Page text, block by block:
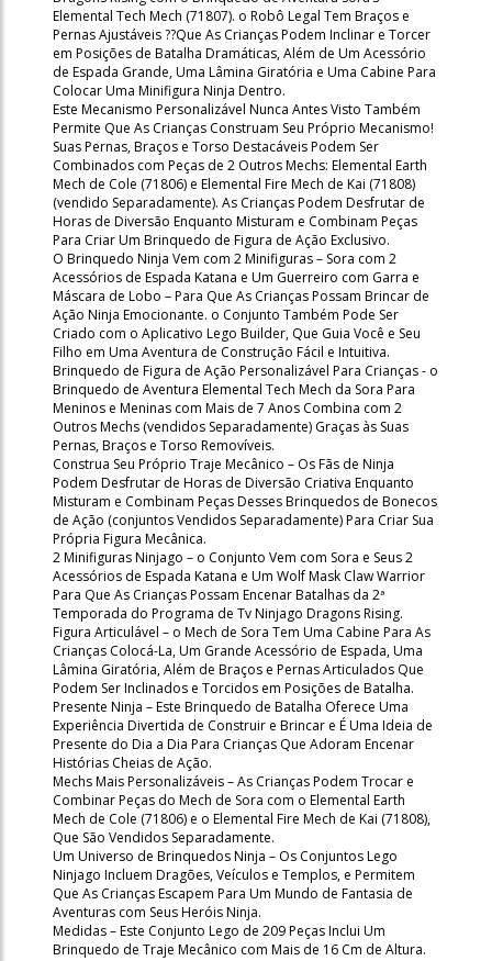
Elemental Tech Mech (71807). o Robô Legal Tem Braços e
Pernas Ajustáveis ??Que As Crianças Podem Inclinar e Torcer
em Posições de Batalha Dramáticas, Além de Um Acessório
de Espada Grande, Uma Lâmina Giratória e Uma Cabine Para
Colocar Uma Minifigura Ninja Dentro.
Este Mecanismo Personalizável Nunca Antes Visto Também
Permite Que As Crianças Construam Seu Próprio Mecanismo!
Suas Pernas, Braços e Torso Destacáveis Podem Ser
Combinados com Peças de 2 Outros Mechs: Elemental Earth
Mech de Cole (71806) e Elemental Fire Mech de Kai (71808)
(vendido Separadamente). As Crianças Podem Desfrutar de
Horas de Diversão Enquanto Misturam e Combinam Peças
Para Criar Um Brinquedo de Figura de Ação Exclusivo.
O Brinquedo Ninja Vem com 2 Minifiguras – Sora com 2
Acessórios de Espada Katana e Um Guerreiro com Garra e
Máscara de Lobo – Para Que As Crianças Possam Brincar de
Ação Ninja Emocionante. o Conjunto Também Pode Ser
Criado com o Aplicativo Lego Builder, Que Guia Você e Seu
Filho em Uma Aventura de Construção Fácil e Intuitiva.
Brinquedo de Figura de Ação Personalizável Para Crianças - o
Brinquedo de Aventura Elemental Tech Mech da Sora Para
Meninos e Meninas com Mais de 7 Anos Combina com 2
Outros Mechs (vendidos Separadamente) Graças às Suas
Pernas, Braços e Torso Removíveis.
Construa Seu Próprio Traje Mecânico – Os Fãs de Ninja
Podem Desfrutar de Horas de Diversão Criativa Enquanto
Misturam e Combinam Peças Desses Brinquedos de Bonecos
de Ação (conjuntos Vendidos Separadamente) Para Criar Sua
Própria Figura Mecânica.
2 Minifiguras Ninjago – o Conjunto Vem com Sora e Seus 2
Acessórios de Espada Katana e Um Wolf Mask Claw Warrior
Para Que As Crianças Possam Encenar Batalhas da 2ª
Temporada do Programa de Tv Ninjago Dragons Rising.
Figura Articulável – o Mech de Sora Tem Uma Cabine Para As
Crianças Colocá-La, Um Grande Acessório de Espada, Uma
Lâmina Giratória, Além de Braços e Pernas Articulados Que
Podem Ser Inclinados e Torcidos em Posições de Batalha.
Presente Ninja – Este Brinquedo de Batalha Oferece Uma
Experiência Divertida de Construir e Brincar e É Uma Ideia de
Presente do Dia a Dia Para Crianças Que Adoram Encenar
Histórias Cheias de Ação.
Mechs Mais Personalizáveis – As Crianças Podem Trocar e
Combinar Peças do Mech de Sora com o Elemental Earth
Mech de Cole (71806) e o Elemental Fire Mech de Kai (71808),
Que São Vendidos Separadamente.
Um Universo de Brinquedos Ninja – Os Conjuntos Lego
Ninjago Incluem Dragões, Veículos e Templos, e Permitem
Que As Crianças Escapem Para Um Mundo de Fantasia de
Aventuras com Seus Heróis Ninja.
Medidas – Este Conjunto Lego de 209 Peças Inclui Um
Brinquedo de Traje Mecânico com Mais de 16 Cm de Altura.